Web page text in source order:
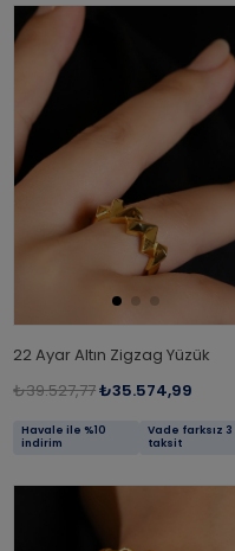
22 Ayar Altın Zigzag Yüzük
₺39.527,77₺35.574,99
Havale ile %10
indirim
Vade farksız 3
taksit